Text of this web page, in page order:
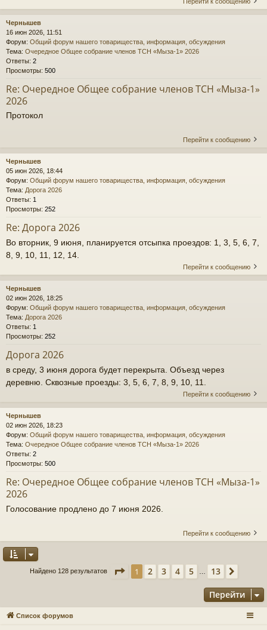
Чернышев
16 июн 2026, 11:51
Форум: Общий форум нашего товарищества, информация, обсуждения
Тема: Очередное Общее собрание членов ТСН «Мыза-1» 2026
Ответы: 2
Просмотры: 500
Re: Очередное Общее собрание членов ТСН «Мыза-1»
2026
Протокол
Перейти к сообщению
Чернышев
05 июн 2026, 18:44
Форум: Общий форум нашего товарищества, информация, обсуждения
Тема: Дорога 2026
Ответы: 1
Просмотры: 252
Re: Дорога 2026
Во вторник, 9 июня, планируется отсыпка проездов: 1, 3, 5, 6, 7,
8, 9, 10, 11, 12, 14.
Перейти к сообщению
Чернышев
02 июн 2026, 18:25
Форум: Общий форум нашего товарищества, информация, обсуждения
Тема: Дорога 2026
Ответы: 1
Просмотры: 252
Дорога 2026
в среду, 3 июня дорога будет перекрыта. Объезд через
деревню. Сквозные проезды: 3, 5, 6, 7, 8, 9, 10, 11.
Перейти к сообщению
Чернышев
02 июн 2026, 18:23
Форум: Общий форум нашего товарищества, информация, обсуждения
Тема: Очередное Общее собрание членов ТСН «Мыза-1» 2026
Ответы: 2
Просмотры: 500
Re: Очередное Общее собрание членов ТСН «Мыза-1»
2026
Голосование продлено до 7 июня 2026.
Перейти к сообщению
Найдено 128 результатов Страница из 13
1 2 3 4 5 13
Перейти
Список форумов